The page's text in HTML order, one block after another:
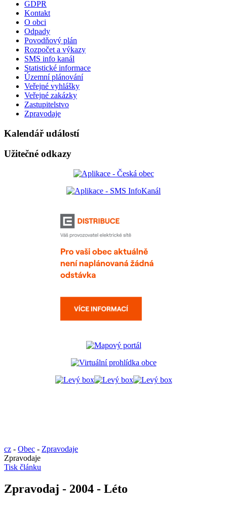
GDPR
Kontakt
O obci
Odpady
Povodňový plán
Rozpočet a výkazy
SMS info kanál
Statistické informace
Územní plánování
Veřejné vyhlášky
Veřejné zakázky
Zastupitelstvo
Zpravodaje
Kalendář událostí
Užitečné odkazy
cz - Obec - Zpravodaje
Zpravodaje
Tisk článku
Zpravodaj - 2004 - Léto